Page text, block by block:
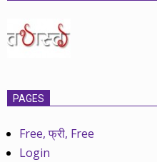
PAGES
Free, फ्री, Free
Login